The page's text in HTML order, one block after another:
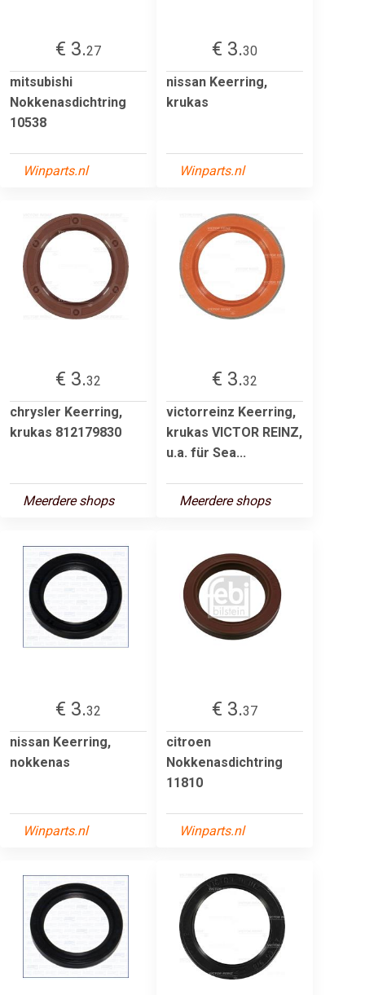
€ 3.27
mitsubishi
Nokkenasdichtring
10538
Winparts.nl
€ 3.30
nissan Keerring,
krukas
Winparts.nl
€ 3.32
chrysler Keerring,
krukas 812179830
Meerdere shops
€ 3.32
victorreinz Keerring,
krukas VICTOR REINZ,
u.a. für Sea...
Meerdere shops
€ 3.32
nissan Keerring,
nokkenas
Winparts.nl
€ 3.37
citroen
Nokkenasdichtring
11810
Winparts.nl